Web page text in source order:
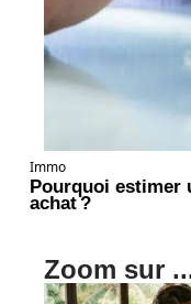
Immo
Pourquoi estimer
achat ?
Zoom sur